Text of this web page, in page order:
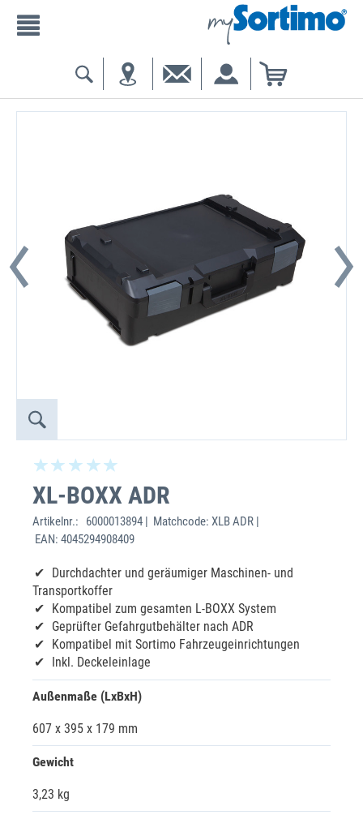
XL-BOXX ADR
Artikelnr.:
6000013894 | Matchcode: XLB ADR |
EAN: 4045294908409
Durchdachter und geräumiger Maschinen- und
Transportkoffer
Kompatibel zum gesamten L-BOXX System
Geprüfter Gefahrgutbehälter nach ADR
Kompatibel mit Sortimo Fahrzeugeinrichtungen
Inkl. Deckeleinlage
Außenmaße (LxBxH)
607 x 395 x 179 mm
Gewicht
3,23 kg